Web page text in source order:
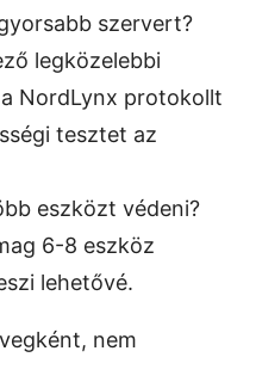
szervert?
legközelebbi
NordLynx protokollt
tesztet az
eszközt védeni?
6-8 eszköz
lehetővé.
nem